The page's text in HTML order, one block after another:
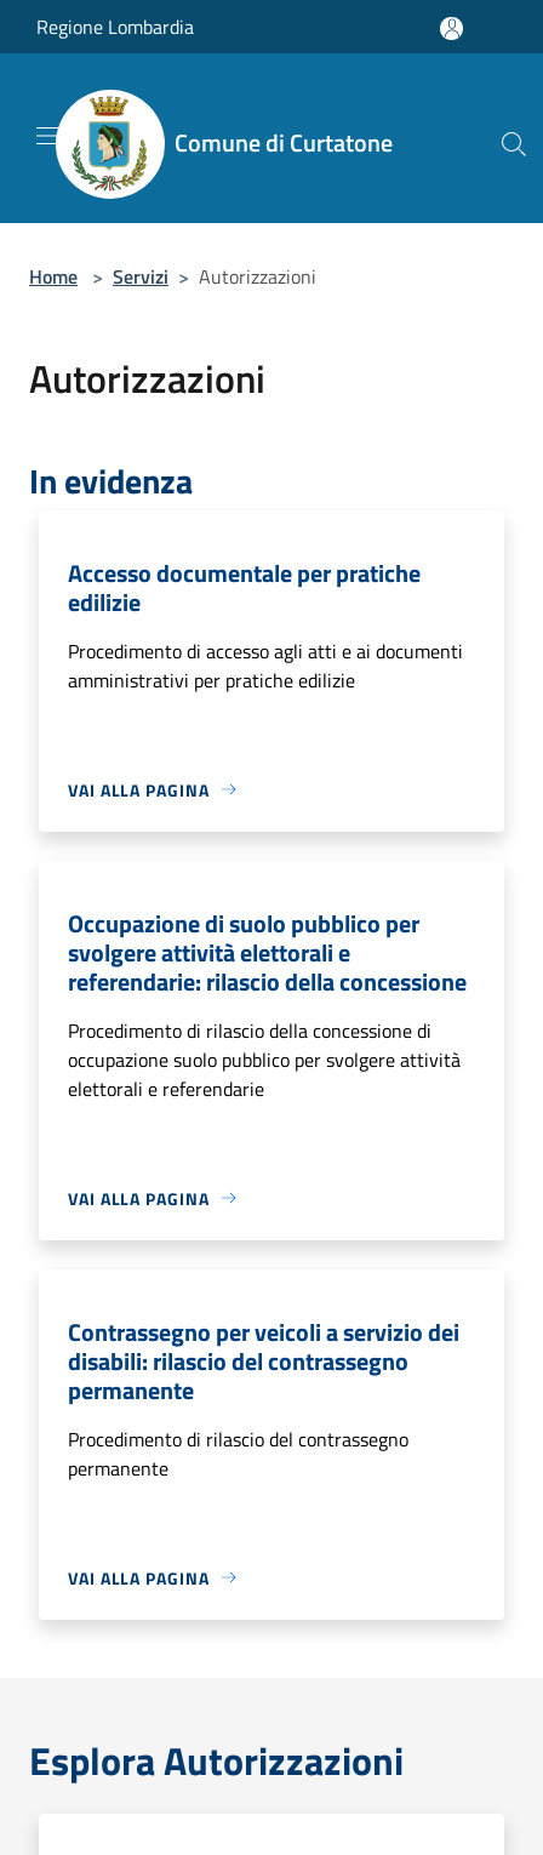
Salta al contenuto principale
Regione Lombardia
Comune di Curtatone
Home > Servizi > Autorizzazioni
Autorizzazioni
In evidenza
Accesso documentale per pratiche
edilizie
Procedimento di accesso agli atti e ai documenti
amministrativi per pratiche edilizie
VAI ALLA PAGINA
Occupazione di suolo pubblico per
svolgere attività elettorali e
referendarie: rilascio della concessione
Procedimento di rilascio della concessione di
occupazione suolo pubblico per svolgere attività
elettorali e referendarie
VAI ALLA PAGINA
Contrassegno per veicoli a servizio dei
disabili: rilascio del contrassegno
permanente
Procedimento di rilascio del contrassegno
permanente
VAI ALLA PAGINA
Esplora Autorizzazioni